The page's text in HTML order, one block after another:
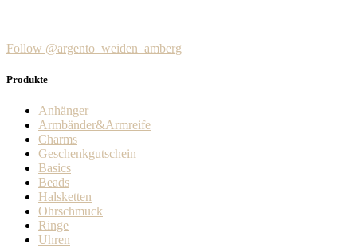
Follow @argento_weiden_amberg
Produkte
Anhänger
Armbänder&Armreife
Charms
Geschenkgutschein
Basics
Beads
Halsketten
Ohrschmuck
Ringe
Uhren